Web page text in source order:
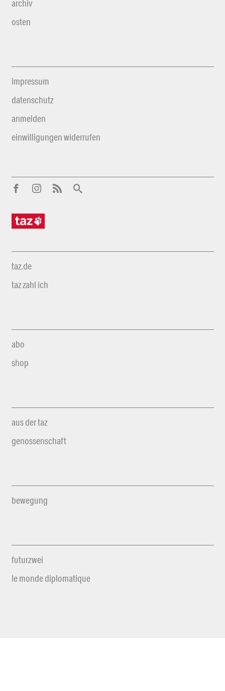
archiv
osten
impressum
datenschutz
anmelden
einwilligungen widerrufen
taz.de
taz zahl ich
abo
shop
aus der taz
genossenschaft
bewegung
futurzwei
le monde diplomatique